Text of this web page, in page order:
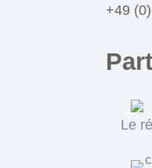
+49
Le